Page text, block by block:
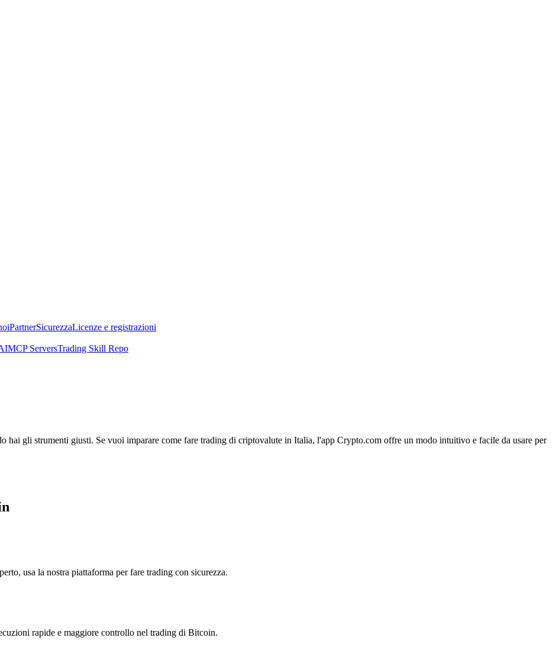
PartnerSicurezzaLicenze e registrazioni
MCP ServersTrading Skill Repo
hai gli strumenti giusti. Se vuoi imparare come fare trading di criptovalute in Italia, l'app Crypto.com offre un modo intuitivo e facile da usare per
usa la nostra piattaforma per fare trading con sicurezza.
rapide e maggiore controllo nel trading di Bitcoin.